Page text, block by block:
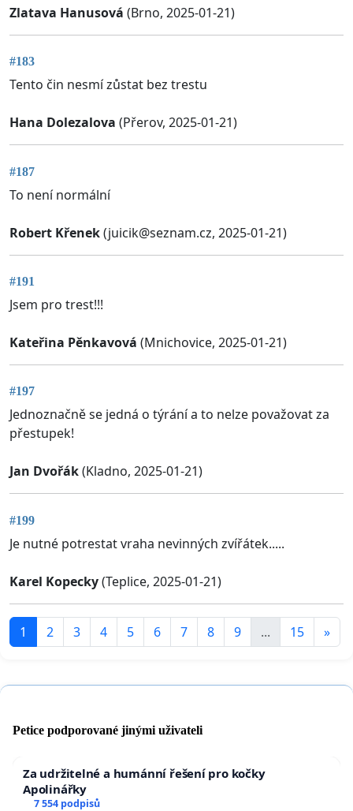
Zlatava Hanusová (Brno, 2025-01-21)
#183
Tento čin nesmí zůstat bez trestu
Hana Dolezalova (Přerov, 2025-01-21)
#187
To není normální
Robert Křenek(juicik@seznam.cz, 2025-01-21)
#191
Jsem pro trest!!!
Kateřina Pěnkavová (Mnichovice, 2025-01-21)
#197
Jednoznačně se jedná o týrání a to nelze považovat za
přestupek!
Jan Dvořák(Kladno, 2025-01-21)
#199
Je nutné potrestat vraha nevinných zvířátek.....
Karel Kopecky(Teplice, 2025-01-21)
1 2 3 4 5 6 7 8 9 ... 15 »
Petice podporované jinými uživateli
Za udržitelné a humánní řešení pro kočky
Apolinářky
7 554 podpisů